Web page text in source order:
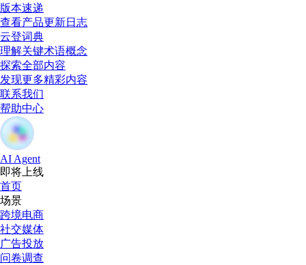
版本速递
查看产品更新日志
云登词典
理解关键术语概念
探索全部内容
发现更多精彩内容
联系我们
帮助中心
AI Agent
即将上线
首页
场景
跨境电商
社交媒体
广告投放
问卷调查